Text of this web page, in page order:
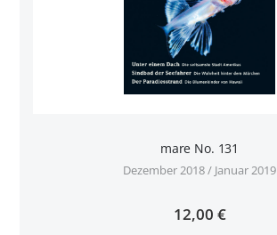
mare No. 131
Dezember 2018 / Januar 2019
12,00 €